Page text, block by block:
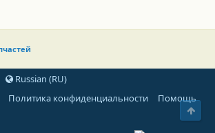
почта
Russian (RU)
Политика конфиденциальности Помощь